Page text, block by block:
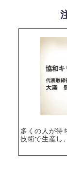
多くの人が待
技術で生産し